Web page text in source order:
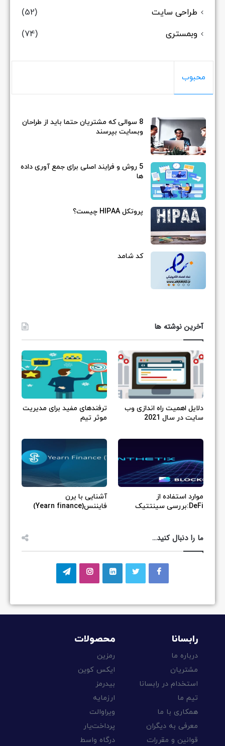
طراحی سایت
وبمستری
محبوب
8 سوالی که مشتریان حتما باید از طراحان
وبسایت بپرسند
5 روش و فرایند اصلی برای جمع آوری داده
ها
پروتکل HIPAA چیست؟
کد شامد
آخرین نوشته ها
دلایل اهمیت راه اندازی وب
سایت در سال 2021
ترفندهای مفید برای مدیریت
موثر تیم
موارد استفاده از
DeFi:بررسی سینتتیک
آشنایی با یرن
فایننس(Yearn finance)
ما را دنبال کنید…
رابسانا
درباره ما
مشتریان
استخدام در رابسانا
تیم ما
همکاری با ما
معرفی به دیگران
قوانین و مقررات
محصولات
رمزین
ایکس کوین
بیدرمز
ارزمایه
ویراوالت
پرداخت‌یار
درگاه واسط